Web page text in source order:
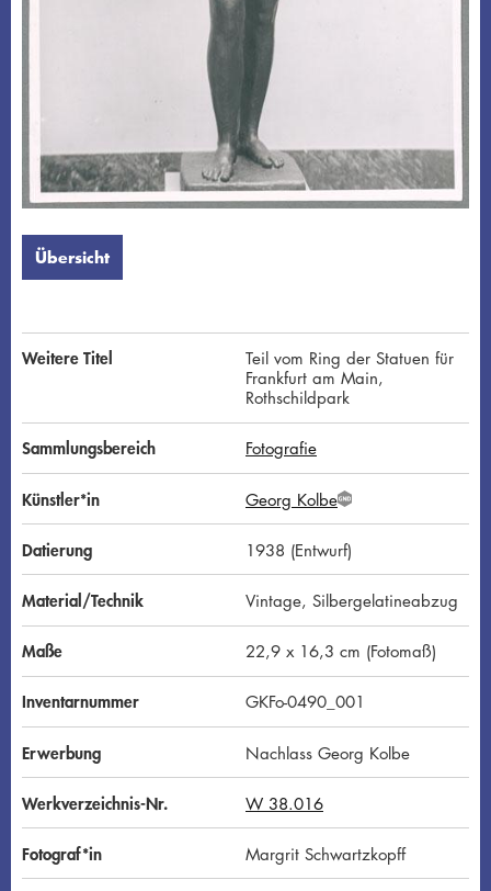
Übersicht
Weitere Titel
Teil vom Ring der Statuen für
Frankfurt am Main,
Rothschildpark
Sammlungsbereich Fotografie
Künstler*in Georg KolbeG
N
D
Datierung 1938 (Entwurf)
Material/Technik Vintage, Silbergelatineabzug
Maße 22,9 x 16,3 cm (Fotomaß)
Inventarnummer GKFo-0490_001
Erwerbung Nachlass Georg Kolbe
Werkverzeichnis-Nr. W 38.016
Fotograf*in Margrit Schwartzkopff